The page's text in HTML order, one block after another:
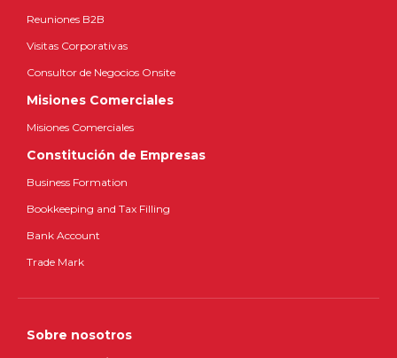
Reuniones B2B
Visitas Corporativas
Consultor de Negocios Onsite
Misiones Comerciales
Misiones Comerciales
Constitución de Empresas
Business Formation
Bookkeeping and Tax Filling
Bank Account
Trade Mark
Sobre nosotros